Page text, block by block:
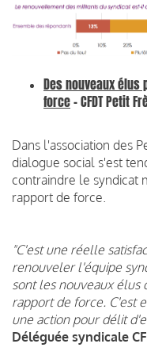
Des nouveaux
force- CFDT Petit
Dans l'association des
dialogue social s'est
contraindre le syndicat
rapport de force.
"C'est une réelle
renouveler l'équipe
sont les nouveaux élus
rapport de force. C'est
une action pour délit
Déléguée syndicale